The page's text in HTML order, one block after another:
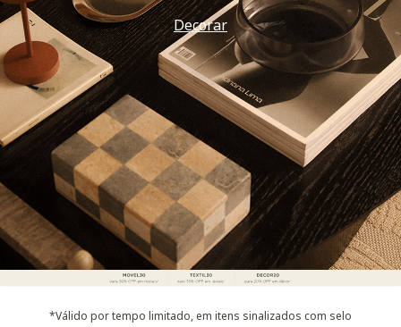
Decorar
*Válido por tempo limitado, em itens sinalizados com selo